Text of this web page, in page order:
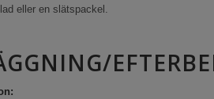
eller en slätspackel.